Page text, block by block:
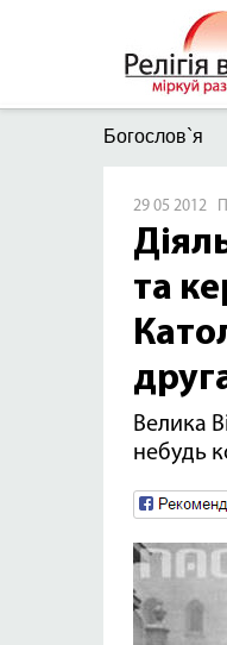
Богослов`я
29 05 2012
та
Велика
небудь